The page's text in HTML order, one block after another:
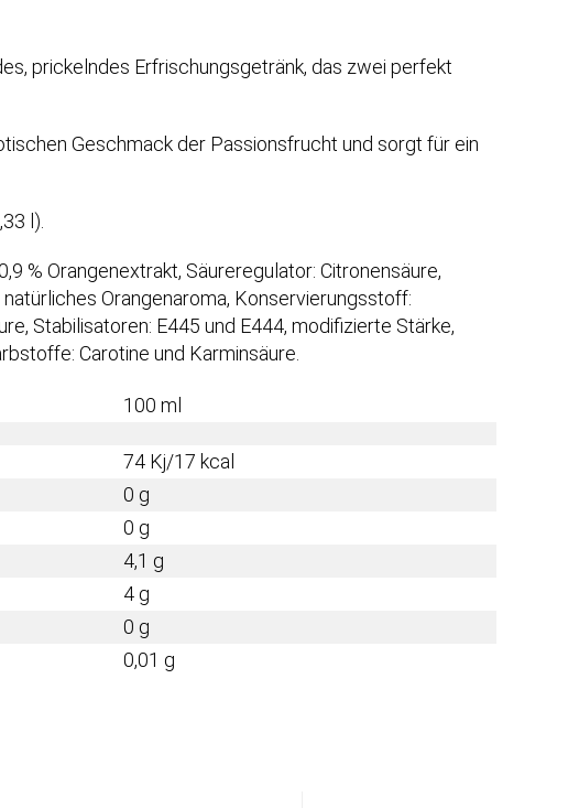
prickelndes Erfrischungsgetränk, das zwei perfekt
Geschmack der Passionsfrucht und sorgt für ein
l).
% Orangenextrakt, Säureregulator: Citronensäure,
Orangenaroma, Konservierungsstoff:
Stabilisatoren: E445 und E444, modifizierte Stärke,
Carotine und Karminsäure.
100 ml
74 Kj/17 kcal
0 g
0 g
4,1 g
4 g
0 g
0,01 g